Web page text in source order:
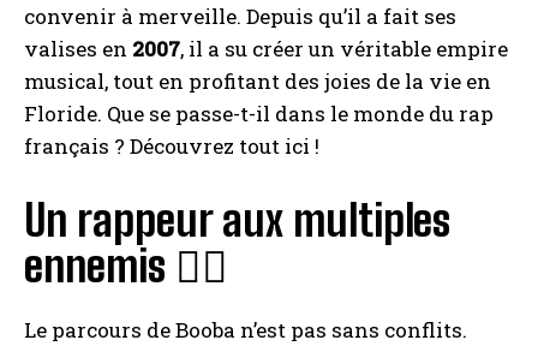
convenir à merveille. Depuis qu’il a fait ses
valises en 2007, il a su créer un véritable empire
musical, tout en profitant des joies de la vie en
Floride. Que se passe-t-il dans le monde du rap
français ? Découvrez tout ici !
Un rappeur aux multiples
ennemis 🤼‍♂️
Le parcours de Booba n’est pas sans conflits.